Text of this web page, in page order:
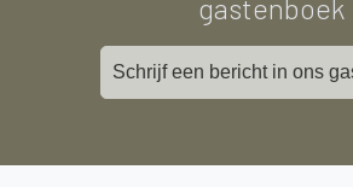
gastenboek
Schrijf een bericht in ons